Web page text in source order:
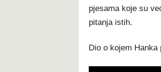
pjesama koje su
pitanja istih.
Dio o kojem